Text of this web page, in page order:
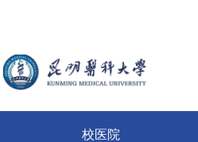
校医院